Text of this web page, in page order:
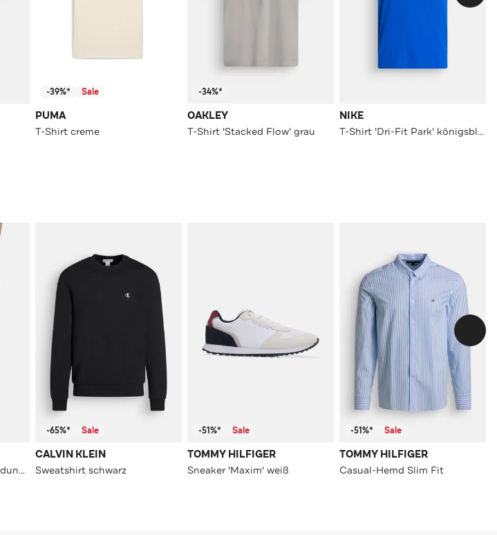
-39%* Sale
PUMA
T-Shirt creme
-34%*
OAKLEY
T-Shirt 'Stacked Flow' grau
NIKE
T-Shirt 'Dri-Fit Park' königsblau
Chino-Shorts 'Brooklyn' dunkelblau
-65%* Sale
CALVIN KLEIN
Sweatshirt schwarz
-51%* Sale
TOMMY HILFIGER
Sneaker 'Maxim' weiß
-51%* Sale
TOMMY HILFIGER
Casual-Hemd Slim Fit